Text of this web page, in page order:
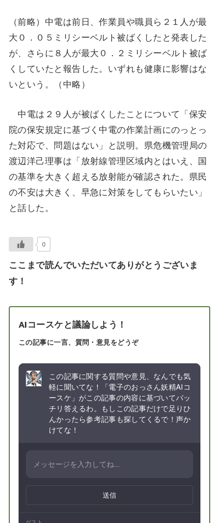
（前略）中電は前日、作業員や職員ら２１人が最
大０．０５ミリシーベルト被ばくしたと発表した
が、さらに８人が最大０．２ミリシーベルト被ば
くしていたと報告した。いずれも健康に影響はな
いという。（中略）
中電は２９人が被ばくしたことについて「保安
院の保安規定に基づく中電の作業計画にのっとっ
た対応で、問題はない」と説明。県危機管理局の
渡辺洋己理事は「放射線管理区域内とはいえ、国
の基準を大きく超える放射能が確認された。県民
の不安は大きく、早急に対策をしてもらいたい」
と話した。
0
ここまで読んでいただいてありがとうございま
す！
AIコースケと議論しよう！
この記事に一言、質問・意見をどうぞ
この記事に関する質問や意見、なんでも気
軽に聞いてな！「電子のおっさん妖精AIコ
ースケ」がこの記事の内容に基づいてバッ
チリ答えるわ。もしこの記事だけで足りひ
んかったら参考記事も探してくるで！声か
けてな！
送信